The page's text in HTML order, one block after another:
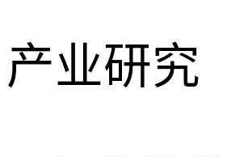
产业研究